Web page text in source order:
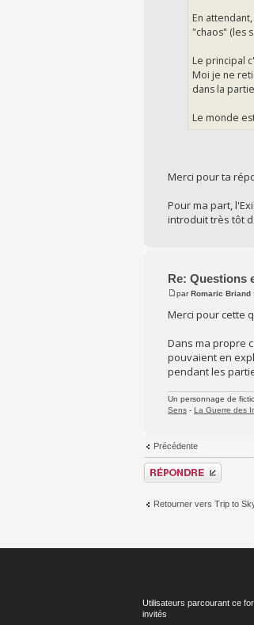
En
"chaos" (les
Le principal
Moi je ne
dans la
Le monde
Merci pour ta
Pour ma part,
introduit très tôt
Re: Questions
parRomaric Briand
Merci pour cette
Dans ma propre
pouvaient en
pendant les
Un personnage de
Sens - La Guerre des
Précédente
Répondre
Retourner vers Trip to
Utilisateurs parcourant ce
invités